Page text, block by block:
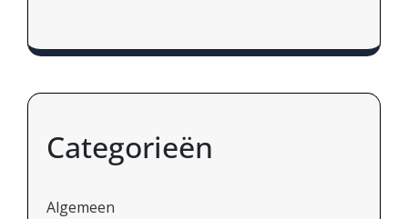
Categorieën
Algemeen